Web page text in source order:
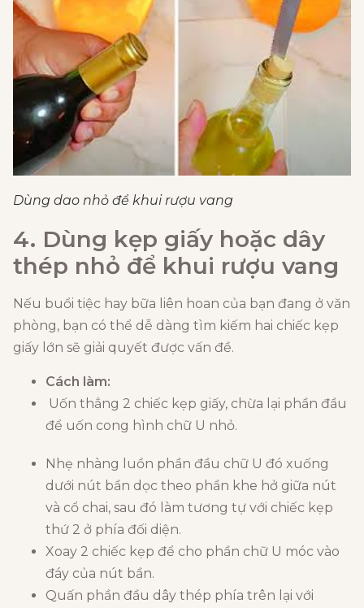
Dùng dao nhỏ để khui rượu vang
4. Dùng kẹp giấy hoặc dây
thép nhỏ để khui rượu vang
Nếu buổi tiệc hay bữa liên hoan của bạn đang ở văn
phòng, bạn có thể dễ dàng tìm kiếm hai chiếc kẹp
giấy lớn sẽ giải quyết được vấn đề.
Cách làm:
Uốn thẳng 2 chiếc kẹp giấy, chừa lại phần đầu
để uốn cong hình chữ U nhỏ.
Nhẹ nhàng luồn phần đầu chữ U đó xuống
dưới nút bần dọc theo phần khe hở giữa nút
và cổ chai, sau đó làm tương tự với chiếc kẹp
thứ 2 ở phía đối diện.
Xoay 2 chiếc kẹp để cho phần chữ U móc vào
đáy của nút bần.
Quấn phần đầu dây thép phía trên lại với